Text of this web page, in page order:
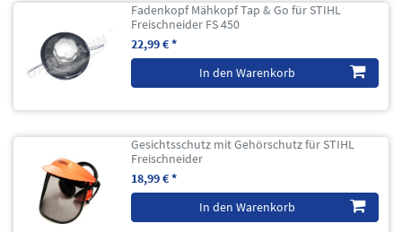
Fadenkopf Mähkopf Tap & Go für STIHL
Freischneider FS 450
22,99 € *
In den Warenkorb
Gesichtsschutz mit Gehörschutz für STIHL
Freischneider
18,99 € *
In den Warenkorb